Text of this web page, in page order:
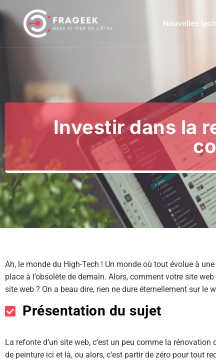
Nouvelles
Investir dans la
Ah, le monde du High-Tech ! Un monde où tout évolue à
place à l’obsolète de demain. Alors, comment votre site
site web ? On a beau dire, rien ne dure éternellement sur le
Présentation du sujet
La refonte d’un site web, c’est un peu comme la
de peinture ici et là, ou alors, c’est partir de zéro pour tout